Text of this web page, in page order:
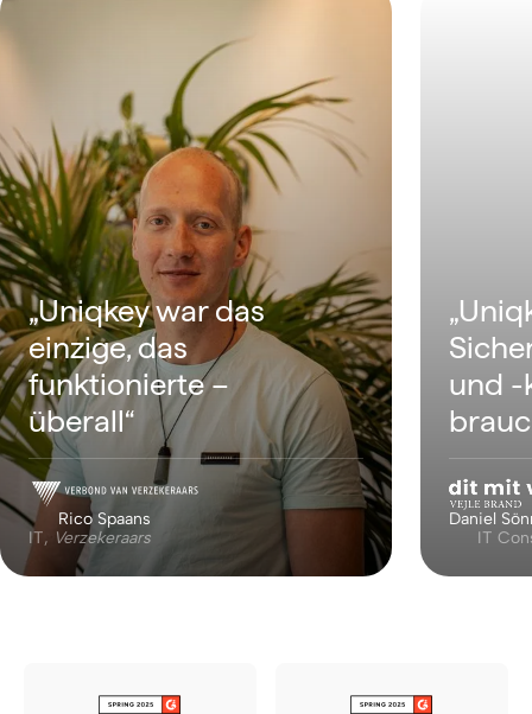
„Uniqkey war das
einzige, das
funktionierte –
überall“
Rico Spaans
IT, Verzekeraars
und -
Daniel
IT